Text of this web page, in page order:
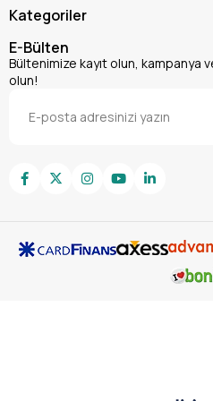
Hacim:
binek araç motoruna
Formül:Kauçuk ve plastik
Etki Mekanizması:
Uygulama Alanı:Tüm binek
Kullanım Talimatları:
Motorunuzun sıcak ve
motor yağı dolum
Kategoriler
E-Bülten
Bültenimize kayıt olun, kampanya
olun!